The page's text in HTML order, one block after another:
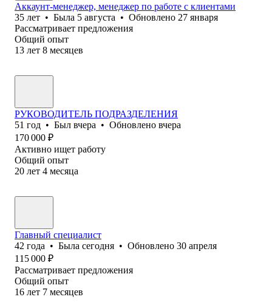
Аккаунт-менеджер, менеджер по работе с клиентами
35 лет • Была 5 августа • Обновлено 27 января
Рассматривает предложения
Общий опыт
13 лет 8 месяцев
РУКОВОДИТЕЛЬ ПОДРАЗДЕЛЕНИЯ
51 год • Был вчера • Обновлено вчера
170 000 ₽
Активно ищет работу
Общий опыт
20 лет 4 месяца
Главный специалист
42 года • Была сегодня • Обновлено 30 апреля
115 000 ₽
Рассматривает предложения
Общий опыт
16 лет 7 месяцев